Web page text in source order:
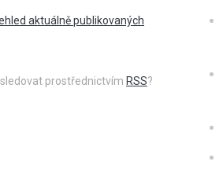
aktuálně publikovaných
prostřednictvím RSS?